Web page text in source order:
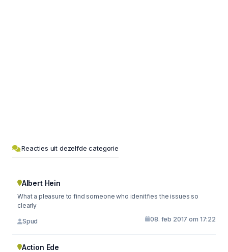
Reacties uit dezelfde categorie
Albert Hein
What a pleasure to find someone who idenitfies the issues so
clearly
Spud 08. feb 2017 om 17:22
Action Ede